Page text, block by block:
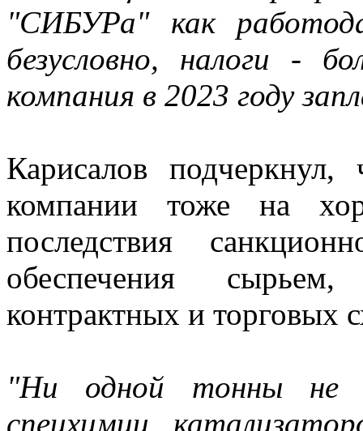
"СИБУРа" как
безусловно, налоги -
компания в 2023 году
Карисалов подчеркнул,
компании тоже на
последствия
обеспечения
контрактных и торговых
"Ни одной тонны не
спецхимии,